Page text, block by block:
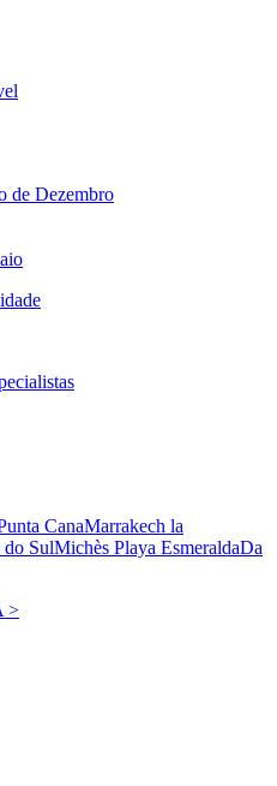
de Dezembro
CanaMarrakech la
do SulMichès Playa EsmeraldaDa
>